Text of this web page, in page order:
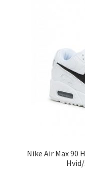
Nike Air Max 90